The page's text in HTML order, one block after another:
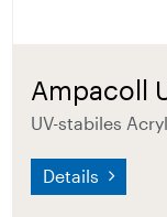
Ampacoll
UV-stabiles
Details